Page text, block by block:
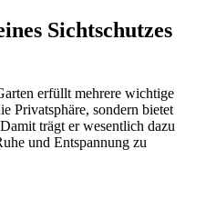
Sichtschutzes
erfüllt mehrere wichtige
Privatsphäre, sondern bietet
trägt er wesentlich dazu
und Entspannung zu